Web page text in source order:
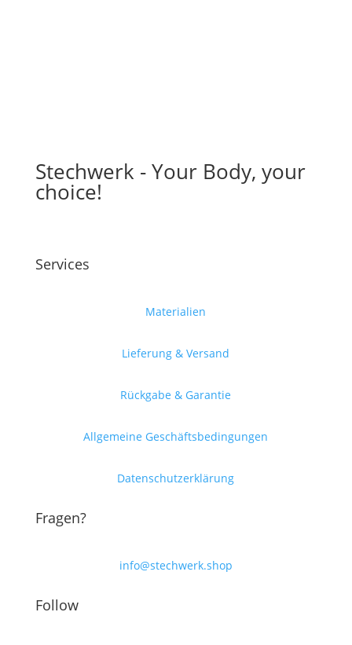
Stechwerk - Your Body, your
choice!
Services
Materialien
Lieferung & Versand
Rückgabe & Garantie
Allgemeine Geschäftsbedingungen
Datenschutzerklärung
Fragen?
info@stechwerk.shop
Follow